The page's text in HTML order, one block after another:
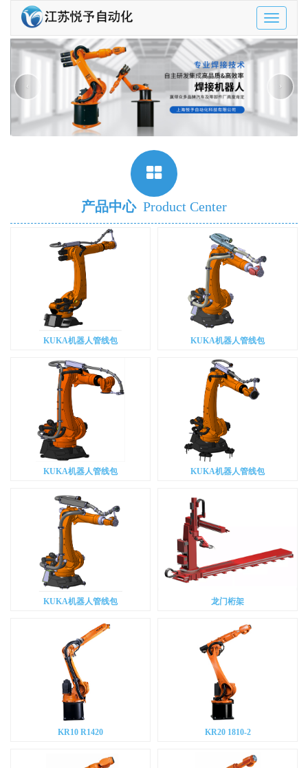
Toggle
‹ ›
产品中心 Product Center
KUKA机器人管线包 KUKA机器人管线包
KUKA机器人管线包 KUKA机器人管线包
KUKA机器人管线包 龙门桁架
KR10 R1420 KR20 1810-2